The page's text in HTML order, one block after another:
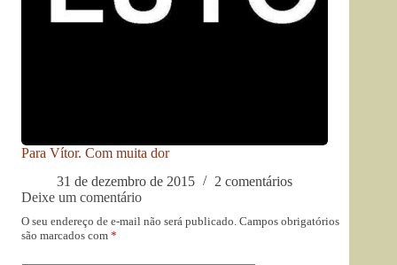
Para Vítor. Com muita dor
31 de dezembro de 2015
2 comentários
Deixe um comentário
O seu endereço de e-mail não será publicado. Campos obrigatórios
são marcados com *